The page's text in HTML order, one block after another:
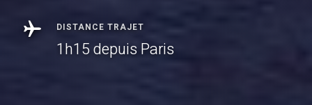
DISTANCE TRAJET
1h15 depuis Paris